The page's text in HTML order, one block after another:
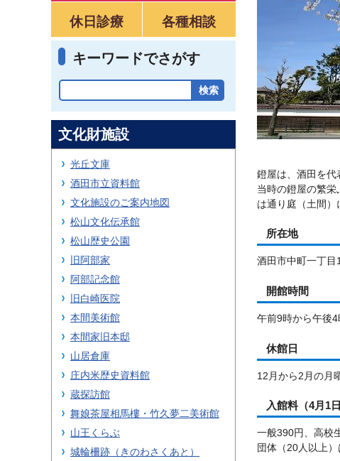
休日診療
各種相談
キーワードでさがす
鐙屋は、酒田を代
当時の鐙屋の繁
は通り庭（土間）
所在地
酒田市中町一丁目
開館時間
午前9時から午後
休館日
12月から2月の月
入館料（4月1
一般390円、高校
団体（20人以上
文化財施設
光丘文庫
酒田市立資料館
文化施設のご案内地図
松山文化伝承館
松山歴史公園
旧阿部家
阿部記念館
旧白崎医院
本間美術館
本間家旧本邸
山居倉庫
庄内米歴史資料館
蔵探訪館
舞娘茶屋相馬樓・竹久夢二美術館
山王くらぶ
城輪柵跡（きのわさくあと）